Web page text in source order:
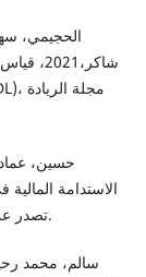
الحجيمي،
الاستدامة
تصدر عن كلية الإدارة والاقتصاد / جامعة واسط - العدد (25).